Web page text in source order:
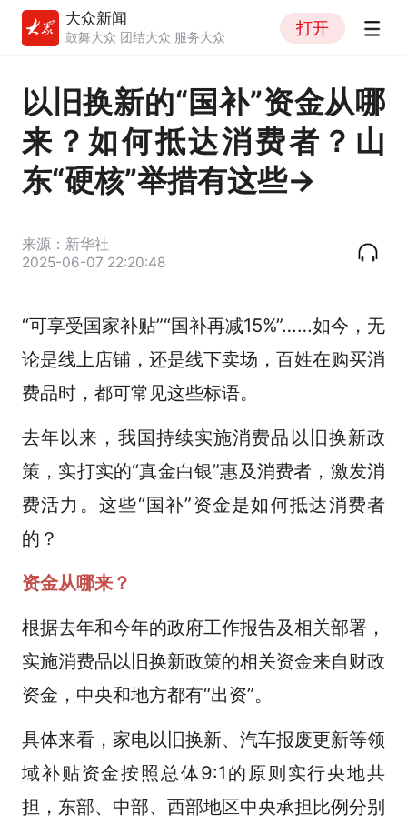
大众新闻
鼓舞大众 团结大众 服务大众
打开
以旧换新的“国补”资金从哪
来？如何抵达消费者？山
东“硬核”举措有这些→
来源：新华社
2025-06-07 22:20:48
“可享受国家补贴”“国补再减15%”……如今，无
论是线上店铺，还是线下卖场，百姓在购买消
费品时，都可常见这些标语。
去年以来，我国持续实施消费品以旧换新政
策，实打实的“真金白银”惠及消费者，激发消
费活力。这些“国补”资金是如何抵达消费者
的？
资金从哪来？
根据去年和今年的政府工作报告及相关部署，
实施消费品以旧换新政策的相关资金来自财政
资金，中央和地方都有“出资”。
具体来看，家电以旧换新、汽车报废更新等领
域补贴资金按照总体9:1的原则实行央地共
担，东部、中部、西部地区中央承担比例分别